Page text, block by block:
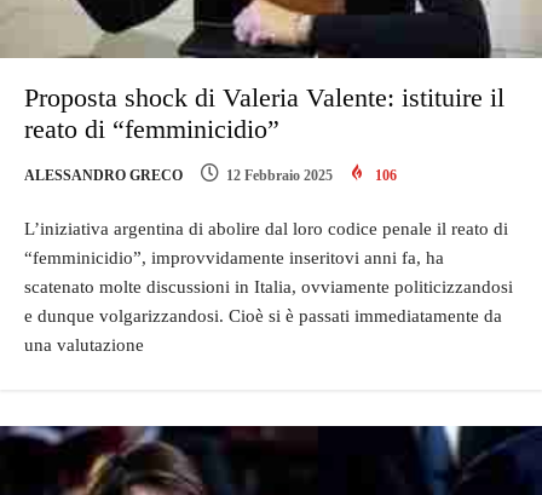
Proposta shock di Valeria Valente: istituire il
reato di “femminicidio”
ALESSANDRO GRECO 12 Febbraio 2025 106
L’iniziativa argentina di abolire dal loro codice penale il reato di
“femminicidio”, improvvidamente inseritovi anni fa, ha
scatenato molte discussioni in Italia, ovviamente politicizzandosi
e dunque volgarizzandosi. Cioè si è passati immediatamente da
una valutazione